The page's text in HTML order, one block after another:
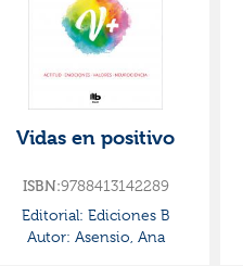
Vidas en positivo
ISBN:9788413142289
Editorial: Ediciones B
Autor: Asensio, Ana